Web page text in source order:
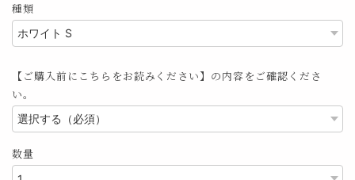
種類
【ご購入前にこちらをお読みください】の内容をご確認くださ
い。
数量